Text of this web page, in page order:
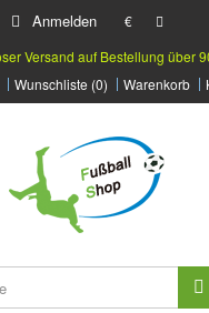
Anmelden
€
Versand auf Bestellung über
Wunschliste (0) Warenkorb